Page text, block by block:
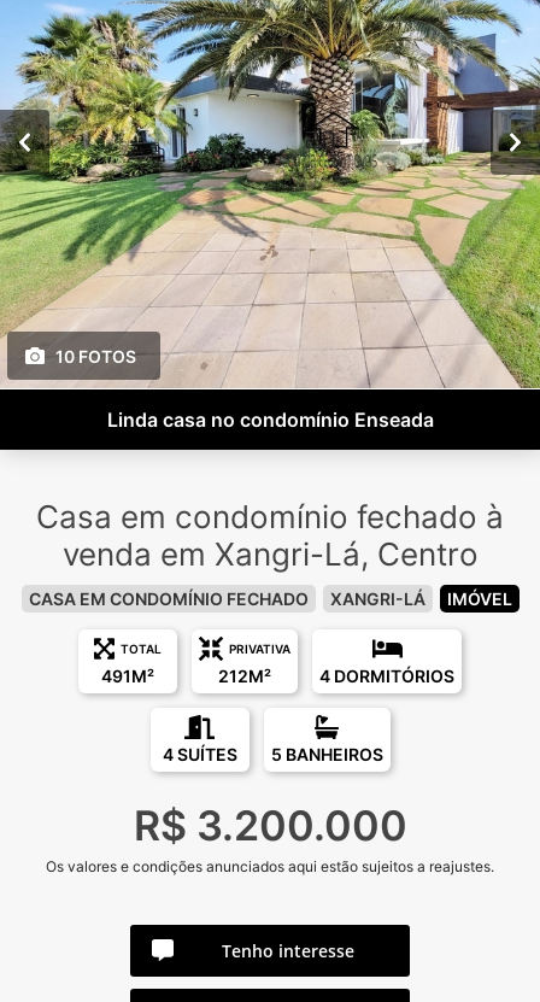
10 FOTOS
Linda casa no condomínio Enseada
Casa em condomínio fechado à
venda em Xangri-Lá, Centro
CASA EM CONDOMÍNIO FECHADO XANGRI-LÁ IMÓVEL
TOTAL
491M²
PRIVATIVA
212M² 4 DORMITÓRIOS
4 SUÍTES 5 BANHEIROS
R$ 3.200.000
Os valores e condições anunciados aqui estão sujeitos a reajustes.
Tenho interesse